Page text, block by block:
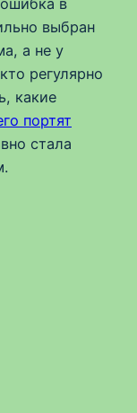
выбран
а не у
регулярно
какие
портят
стала